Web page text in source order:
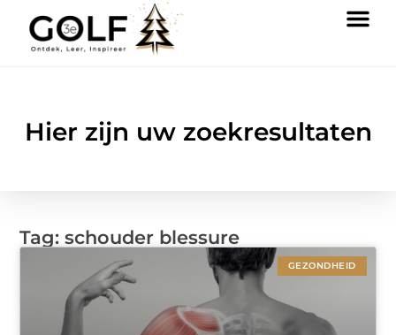
Hier zijn uw zoekresultaten
Tag: schouder blessure
GEZONDHEID